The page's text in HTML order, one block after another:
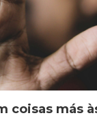
coisas más